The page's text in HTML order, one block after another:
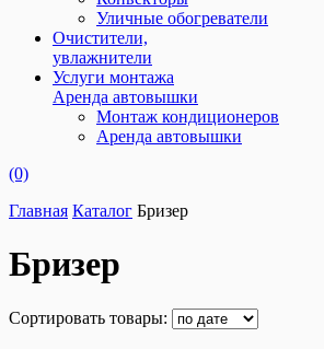
Уличные обогреватели
Очистители,
увлажнители
Услуги монтажа
Аренда автовышки
Монтаж кондиционеров
Аренда автовышки
(0)
Главная Каталог Бризер
Бризер
Сортировать товары: